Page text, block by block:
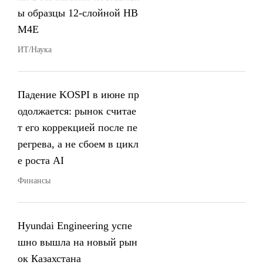
ы образцы 12-слойной HB
M4E
ИТ/Наука
Падение KOSPI в июне пр
одолжается: рынок считае
т его коррекцией после пе
регрева, а не сбоем в цикл
е роста AI
Финансы
Hyundai Engineering успе
шно вышла на новый рын
ок Казахстана